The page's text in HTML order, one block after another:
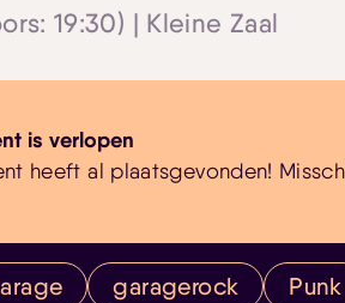
19:30) | Kleine Zaal
is verlopen
heeft al plaatsgevonden!
garagerock Punk